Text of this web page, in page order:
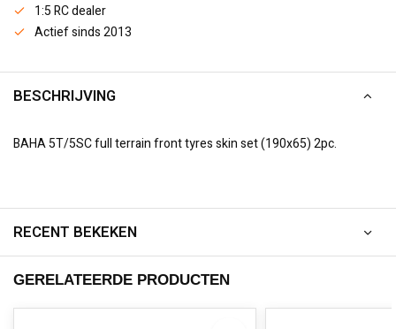
1:5 RC dealer
Actief sinds 2013
BESCHRIJVING
BAHA 5T/5SC full terrain front tyres skin set (190x65) 2pc.
RECENT BEKEKEN
GERELATEERDE PRODUCTEN